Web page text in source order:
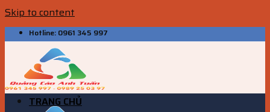
Skip to content
Hotline: 0961 345 997
TRANG CHỦ